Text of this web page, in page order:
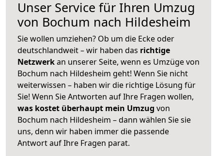
Unser Service für Ihren Umzug
von Bochum nach Hildesheim
Sie wollen umziehen? Ob um die Ecke oder
deutschlandweit – wir haben das richtige
Netzwerkan unserer Seite, wenn es Umzüge von
Bochum nach Hildesheim geht! Wenn Sie nicht
weiterwissen – haben wir die richtige Lösung für
Sie! Wenn Sie Antworten auf Ihre Fragen wollen,
was kostet überhaupt mein Umzug von
Bochum nach Hildesheim – dann wählen Sie sie
uns, denn wir haben immer die passende
Antwort auf Ihre Fragen parat.